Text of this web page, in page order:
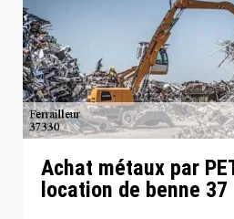
Achat métaux par
location de benne 37